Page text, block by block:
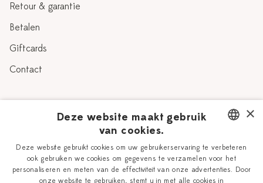
Retour & garantie
Betalen
Giftcards
Contact
Verhaal
Onze plateelschilders
Delfts Blauw
Workshops
Vacatures
DUTCH
ENGLISH
×
Deze website maakt gebruik
van cookies.
Deze website gebruikt cookies om uw gebruikerservaring te verbeteren
ook gebruiken we cookies om gegevens te verzamelen voor het
personaliseren en meten van de effectiviteit van onze advertenties. Door
onze website te gebruiken, stemt u in met alle cookies in